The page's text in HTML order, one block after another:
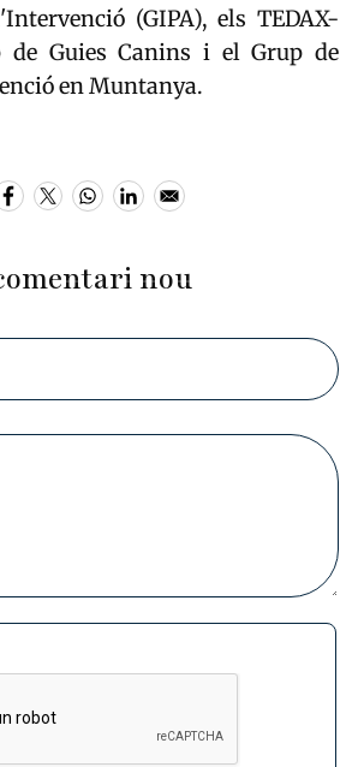
(GIPA), els TEDAX-
de Guies Canins i el Grup de
en Muntanya.
nou